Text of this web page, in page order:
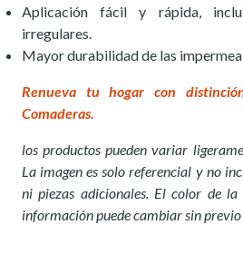
Aplicación fácil y rápida,
irregulares.
Mayor durabilidad de las
Renueva tu hogar con
Comaderas.
los productos pueden variar
La imagen es solo referencial y no
ni piezas adicionales. El color de
información puede cambiar sin